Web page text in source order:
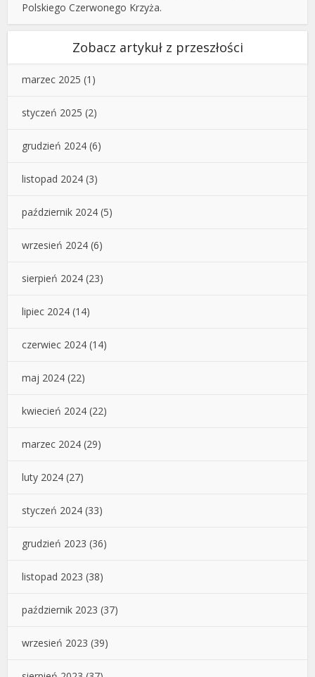
Polskiego Czerwonego Krzyża.
Zobacz artykuł z przeszłości
marzec 2025 (1)
styczeń 2025 (2)
grudzień 2024 (6)
listopad 2024 (3)
październik 2024 (5)
wrzesień 2024 (6)
sierpień 2024 (23)
lipiec 2024 (14)
czerwiec 2024 (14)
maj 2024 (22)
kwiecień 2024 (22)
marzec 2024 (29)
luty 2024 (27)
styczeń 2024 (33)
grudzień 2023 (36)
listopad 2023 (38)
październik 2023 (37)
wrzesień 2023 (39)